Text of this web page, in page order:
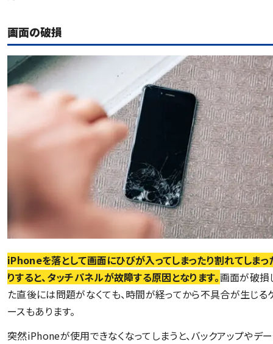
画面の破損
iPhoneを落として画面にひびが入ってしまったり割れてしまっ
りすると、タッチパネルが故障する原因となります。画面が破損
た直後には問題がなくても、時間が経ってから不具合が生じる
ースもあります。
突然iPhoneが使用できなくなってしまうと、バックアップやデ